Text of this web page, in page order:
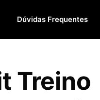
Dúvidas Frequentes
Treino